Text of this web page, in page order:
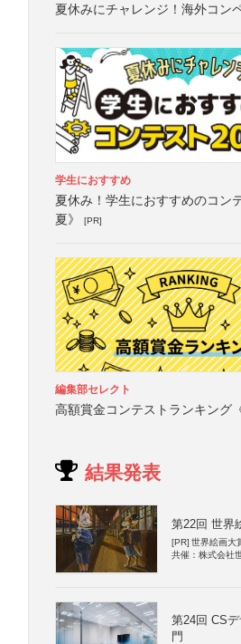
夏休みにチャレンジ！海外コン
学生におすすめ
夏休み！学生におすすめのコン
夏》
[PR]
編集部セレクト
高額賞金コンテストランキング
結果発表
第22回 世界
[PR] 世界絵画大
共催：株式会社
第24回 CS
門